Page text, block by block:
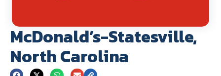
McDonald’s-Statesville,
North Carolina